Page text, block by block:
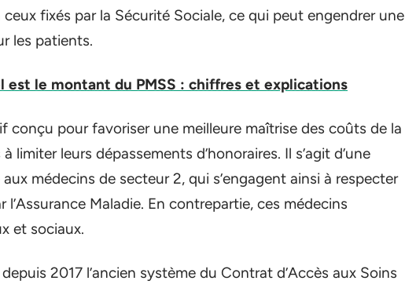
ceux fixés par la Sécurité Sociale, ce qui peut engendrer une
les patients.
est le montant du PMSS : chiffres et explications
conçu pour favoriser une meilleure maîtrise des coûts de la
limiter leurs dépassements d’honoraires. Il s’agit d’une
médecins de secteur 2, qui s’engagent ainsi à respecter
Maladie. En contrepartie, ces médecins
et sociaux.
2017 l’ancien système du Contrat d’Accès aux Soins